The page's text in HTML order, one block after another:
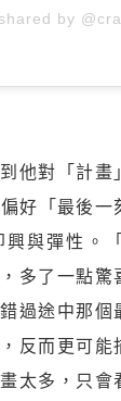
by
他對「計畫
好「最後
與彈性。
多了一點驚
過途中那個
反而更可能
太多，只會